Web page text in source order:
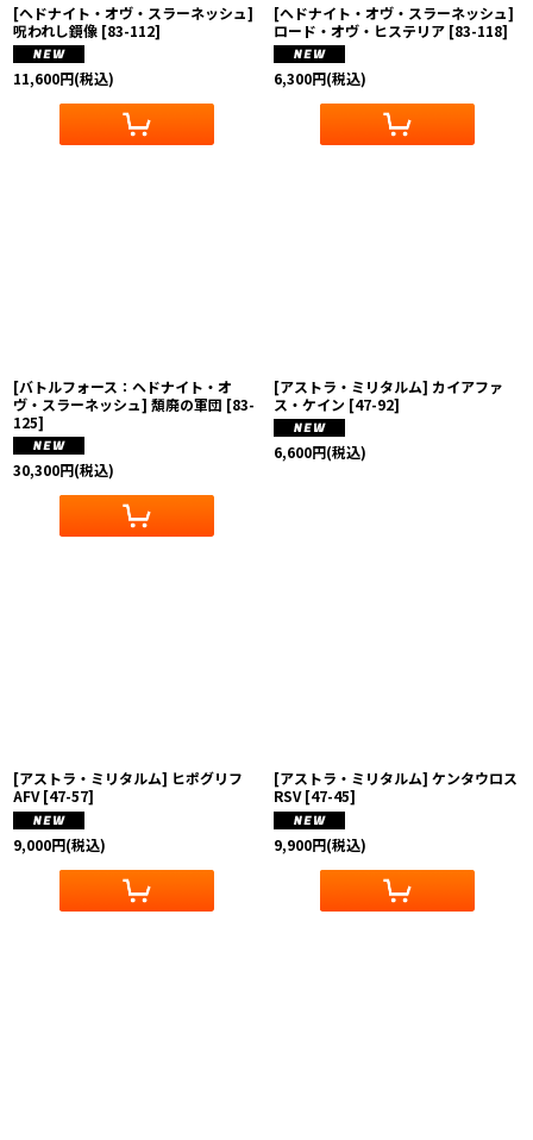
[ヘドナイト・オヴ・スラーネッシュ]
呪われし鏡像 [83-112]
11,600円(税込)
[ヘドナイト・オヴ・スラーネッシュ]
ロード・オヴ・ヒステリア [83-118]
6,300円(税込)
[バトルフォース：ヘドナイト・オ
ヴ・スラーネッシュ] 頽廃の軍団 [83-
125]
30,300円(税込)
[アストラ・ミリタルム] カイアファ
ス・ケイン [47-92]
6,600円(税込)
[アストラ・ミリタルム] ヒポグリフ
AFV [47-57]
9,000円(税込)
[アストラ・ミリタルム] ケンタウロス
RSV [47-45]
9,900円(税込)